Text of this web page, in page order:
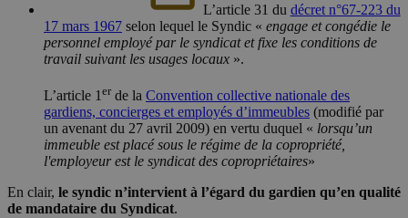
L’article 31 du décret n°67-223 du
17 mars 1967 selon lequel le Syndic « engage et congédie le
personnel employé par le syndicat et fixe les conditions de
travail suivant les usages locaux ».
L’article 1 erde la Convention collective nationale des
gardiens, concierges et employés d’immeubles (modifié par
un avenant du 27 avril 2009) en vertu duquel « lorsqu’un
immeuble est placé sous le régime de la copropriété,
l'employeur est le syndicat des copropriétaires»
En clair, le syndic n’intervient à l’égard du gardien qu’en qualité
de mandataire du Syndicat.